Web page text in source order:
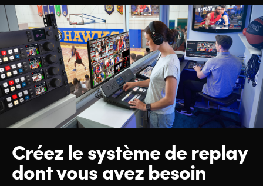
Créez le système dereplay
dont vous avez besoin